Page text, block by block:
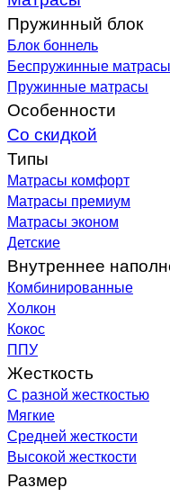
Пружинный блок
Блок боннель
Беспружинные матрасы
Пружинные матрасы
Особенности
Со скидкой
Типы
Матрасы комфорт
Матрасы премиум
Матрасы эконом
Детские
Внутреннее
Комбинированные
Холкон
Кокос
ППУ
Жесткость
С разной жесткостью
Мягкие
Средней жесткости
Высокой жесткости
Размер